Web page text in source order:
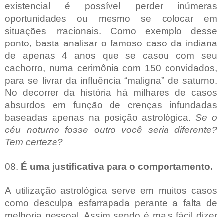
existencial é possível perder inúmeras
oportunidades ou mesmo se colocar em
situações irracionais. Como exemplo desse
ponto, basta analisar o famoso caso da indiana
de apenas 4 anos que se casou com seu
cachorro, numa cerimônia com 150 convidados,
para se livrar da influência “maligna” de saturno.
No decorrer da história há milhares de casos
absurdos em função de crenças infundadas
baseadas apenas na posição astrológica.Se o
céu noturno fosse outro você seria diferente?
Tem certeza?
08. É uma justificativa para o comportamento.
A utilização astrológica serve em muitos casos
como desculpa esfarrapada perante a falta de